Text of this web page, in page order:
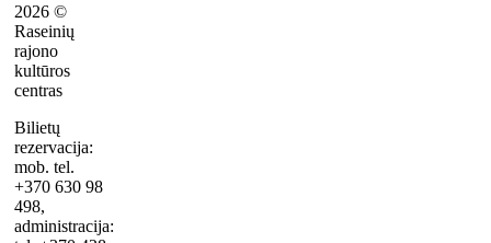
2026 ©
Raseinių
rajono
kultūros
centras
Bilietų
rezervacija:
mob. tel.
+370 630 98
498,
administracija: